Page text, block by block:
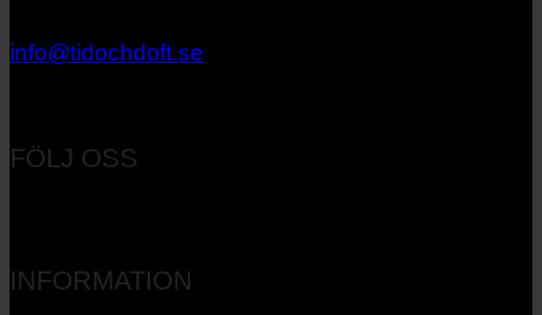
info@tidochdoft.se
FÖLJ OSS
INFORMATION